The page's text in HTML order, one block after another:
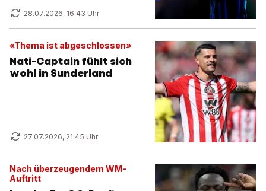
28.07.2026, 16:43 Uhr
«Thema ist abgeschlossen»
Nati-Captain fühlt sich
wohl in Sunderland
27.07.2026, 21:45 Uhr
Nach überzeugendem WM-
Auftritt